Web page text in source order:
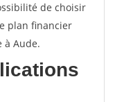
de choisir
plan financier
à Aude.